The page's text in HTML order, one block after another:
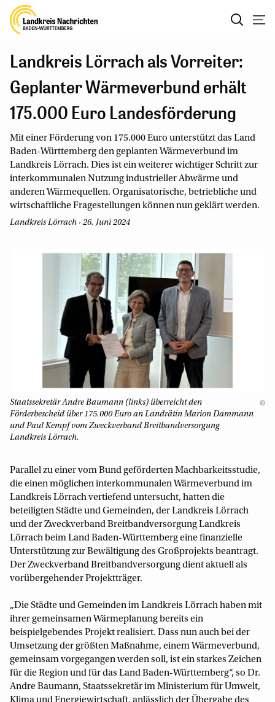
Landkreis Lörrach als Vorreiter:
Geplanter Wärmeverbund erhält
175.000 Euro Landesförderung
Mit einer Förderung von 175.000 Euro unterstützt das Land
Baden-Württemberg den geplanten Wärmeverbund im
Landkreis Lörrach. Dies ist ein weiterer wichtiger Schritt zur
interkommunalen Nutzung industrieller Abwärme und
anderen Wärmequellen. Organisatorische, betriebliche und
wirtschaftliche Fragestellungen können nun geklärt werden.
Landkreis Lörrach · 26. Juni 2024
Staatssekretär Andre Baumann (links) überreicht den
Förderbescheid über 175.000 Euro an Landrätin Marion Dammann
und Paul Kempf vom Zweckverband Breitbandversorgung
Landkreis Lörrach.
©
Parallel zu einer vom Bund geförderten Machbarkeitsstudie,
die einen möglichen interkommunalen Wärmeverbund im
Landkreis Lörrach vertiefend untersucht, hatten die
beteiligten Städte und Gemeinden, der Landkreis Lörrach
und der Zweckverband Breitbandversorgung Landkreis
Lörrach beim Land Baden-Württemberg eine finanzielle
Unterstützung zur Bewältigung des Großprojekts beantragt.
Der Zweckverband Breitbandversorgung dient aktuell als
vorübergehender Projektträger.
„Die Städte und Gemeinden im Landkreis Lörrach haben mit
ihrer gemeinsamen Wärmeplanung bereits ein
beispielgebendes Projekt realisiert. Dass nun auch bei der
Umsetzung der größten Maßnahme, einem Wärmeverbund,
gemeinsam vorgegangen werden soll, ist ein starkes Zeichen
für die Region und für das Land Baden-Württemberg“, so Dr.
Andre Baumann, Staatssekretär im Ministerium für Umwelt,